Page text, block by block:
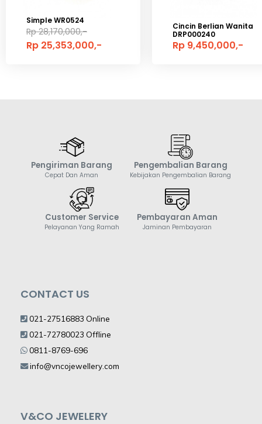
Simple WR0524
Rp 28,170,000,-
Rp 25,353,000,-
Cincin Berlian Wanita
DRP000240
Rp 9,450,000,-
Pengiriman Barang
Cepat Dan Aman
Pengembalian Barang
Kebijakan Pengembalian Barang
Customer Service
Pelayanan Yang Ramah
Pembayaran Aman
Jaminan Pembayaran
V&CO JEWELERY
CONTACT US
021-27516883 Online
021-72780023 Offline
0811-8769-696
info@vncojewellery.com